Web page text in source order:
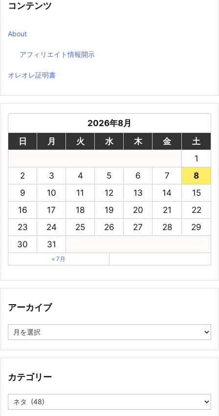
コンテンツ
About
アフィリエイト情報開示
オレオレ証明書
2026年8月
日
月 火 水 木 金
土
1
2
3 4 5 6 7
8
9
10 11 12 13 14
15
16
17 18 19 20 21
22
23
24 25 26 27 28
29
30
31
« 7月
アーカイブ
ー
イ
カテゴリー
テ